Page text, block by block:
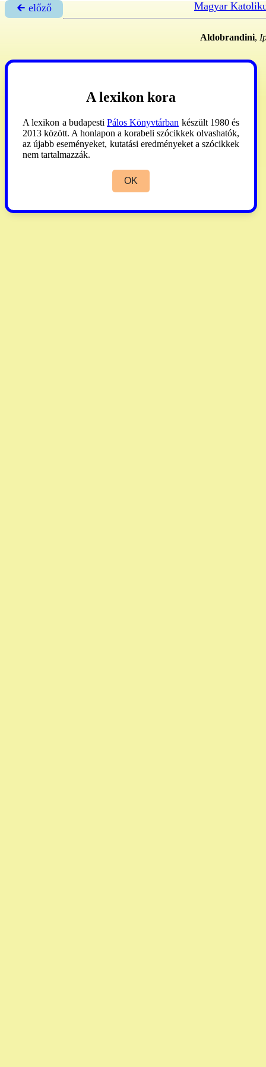
🡰 előző Magyar
Aldobrandini,
A lexikon kora
A lexikon a budapesti Pálos Könyvtárban készült 1980 és
2013 között. A honlapon a korabeli szócikkek olvashatók,
az újabb eseményeket, kutatási eredményeket a szócikkek
nem tartalmazzák.
OK